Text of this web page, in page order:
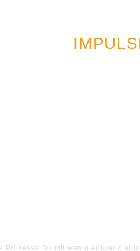
Prozesse Du mit wenig Aufwand